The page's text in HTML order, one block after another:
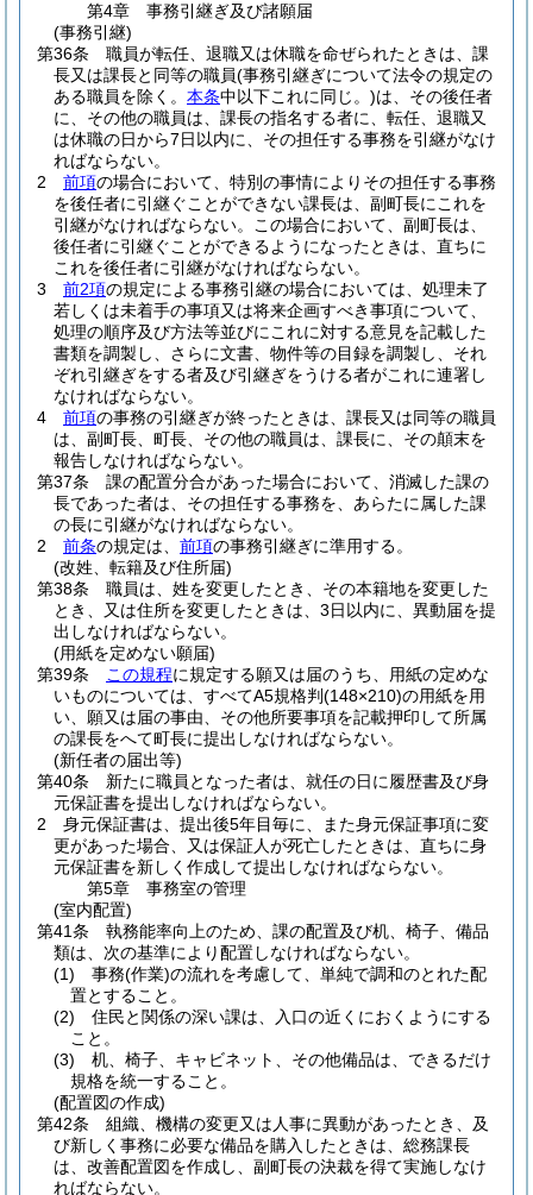
第4章
事務引継ぎ及び諸願届
(事務引継)
第36条
職員が転任、退職又は休職を命ぜられたときは、課
長又は課長と同等の職員(事務引継ぎについて法令の規定の
ある職員を除く。 本条中以下これに同じ。)は、その後任者
に、その他の職員は、課長の指名する者に、転任、退職又
は休職の日から7日以内に、その担任する事務を引継がなけ
ればならない。
2
前項の場合において、特別の事情によりその担任する事務
を後任者に引継ぐことができない課長は、副町長にこれを
引継がなければならない。
この場合において、副町長は、
後任者に引継ぐことができるようになったときは、直ちに
これを後任者に引継がなければならない。
3
前2項の規定による事務引継の場合においては、処理未了
若しくは未着手の事項又は将来企画すべき事項について、
処理の順序及び方法等並びにこれに対する意見を記載した
書類を調製し、さらに文書、物件等の目録を調製し、それ
ぞれ引継ぎをする者及び引継ぎをうける者がこれに連署し
なければならない。
4
前項の事務の引継ぎが終ったときは、課長又は同等の職員
は、副町長、町長、その他の職員は、課長に、その顛末を
報告しなければならない。
第37条
課の配置分合があった場合において、消滅した課の
長であった者は、その担任する事務を、あらたに属した課
の長に引継がなければならない。
2
前条の規定は、 前項の事務引継ぎに準用する。
(改姓、転籍及び住所届)
第38条
職員は、姓を変更したとき、その本籍地を変更した
とき、又は住所を変更したときは、3日以内に、異動届を提
出しなければならない。
(用紙を定めない願届)
第39条
この規程に規定する願又は届のうち、用紙の定めな
いものについては、すべてA5規格判(148×210)の用紙を用
い、願又は届の事由、その他所要事項を記載押印して所属
の課長をへて町長に提出しなければならない。
(新任者の届出等)
第40条
新たに職員となった者は、就任の日に履歴書及び身
元保証書を提出しなければならない。
2
身元保証書は、提出後5年目毎に、また身元保証事項に変
更があった場合、又は保証人が死亡したときは、直ちに身
元保証書を新しく作成して提出しなければならない。
第5章
事務室の管理
(室内配置)
第41条
執務能率向上のため、課の配置及び机、椅子、備品
類は、次の基準により配置しなければならない。
(1)
事務(作業)の流れを考慮して、単純で調和のとれた配
置とすること。
(2)
住民と関係の深い課は、入口の近くにおくようにする
こと。
(3)
机、椅子、キャビネット、その他備品は、できるだけ
規格を統一すること。
(配置図の作成)
第42条
組織、機構の変更又は人事に異動があったとき、及
び新しく事務に必要な備品を購入したときは、総務課長
は、改善配置図を作成し、副町長の決裁を得て実施しなけ
ればならない。